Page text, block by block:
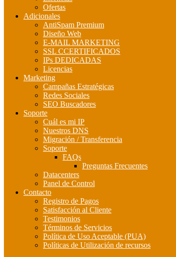
Ofertas
Adicionales
AntiSpam Premium
Diseño Web
E-MAIL MARKETING
SSL CCERTIFICADOS
IPs DEDICADAS
Licencias
Marketing
Campañas Estratégicas
Redes Sociales
SEO Buscadores
Soporte
Cuál es mi IP
Nuestros DNS
Migración / Transferencia
Soporte
FAQs
Preguntas Frecuentes
Datacenters
Panel de Control
Contacto
Registro de Pagos
Satisfacción al Cliente
Testimonios
Términos de Servicios
Política de Uso Aceptable (PUA)
Políticas de Utilización de recursos